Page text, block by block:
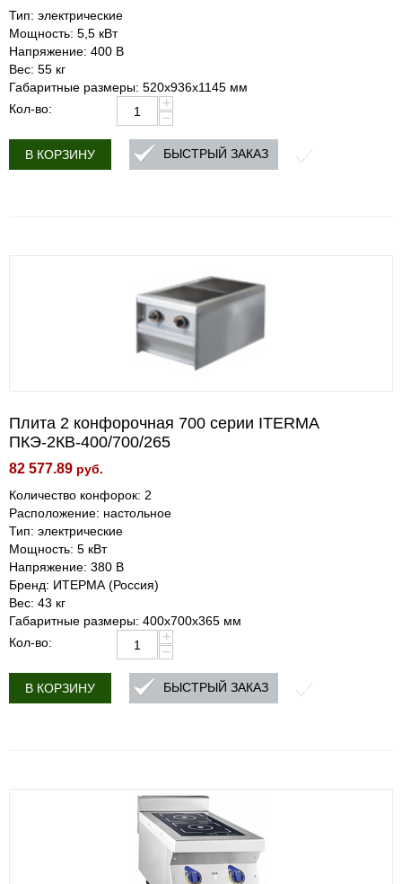
Тип: электрические
Мощность: 5,5 кВт
Напряжение: 400 В
Вес: 55 кг
Габаритные размеры: 520х936х1145 мм
Кол-во:
+
−
В КОРЗИНУ БЫСТРЫЙ ЗАКАЗ
Плита 2 конфорочная 700 серии ITERMA
ПКЭ-2КВ-400/700/265
82 577.89 руб.
Количество конфорок: 2
Расположение: настольное
Тип: электрические
Мощность: 5 кВт
Напряжение: 380 В
Бренд: ИТЕРМА (Россия)
Вес: 43 кг
Габаритные размеры: 400x700x365 мм
Кол-во:
+
−
В КОРЗИНУ БЫСТРЫЙ ЗАКАЗ